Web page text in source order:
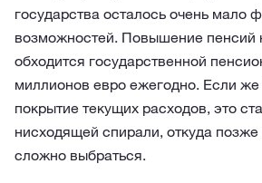
государства осталось очень мало
возможностей. Повышение пенсий
обходится государственной
миллионов евро ежегодно. Если же
покрытие текущих расходов, это
нисходящей спирали, откуда позже
сложно выбраться.